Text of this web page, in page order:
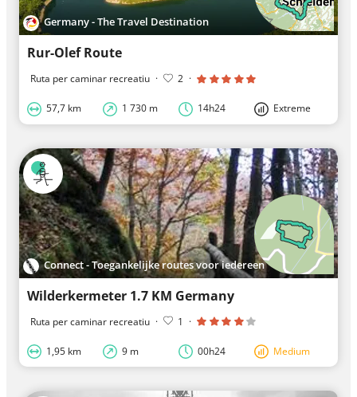
Germany - The Travel Destination
Rur-Olef Route
Ruta per caminar recreatiu · 2 ·
57,7 km 1 730 m 14h24 Extreme
Connect - Toegankelijke routes voor iedereen
Wilderkermeter 1.7 KM Germany
Ruta per caminar recreatiu · 1 ·
1,95 km 9 m 00h24 Medium